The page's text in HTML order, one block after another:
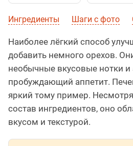
Ингредиенты Шаги с фото
Наиболее лёгкий способ
добавить немного орехов.
необычные вкусовые нотки
пробуждающий аппетит.
яркий тому пример.
состав ингредиентов, оно
вкусом и текстурой.